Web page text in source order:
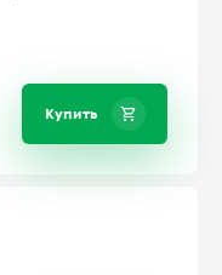
Купить